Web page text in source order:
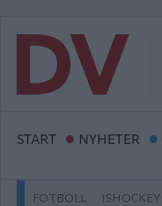
START NYHETER
FOTBOLL ISHOCKEY